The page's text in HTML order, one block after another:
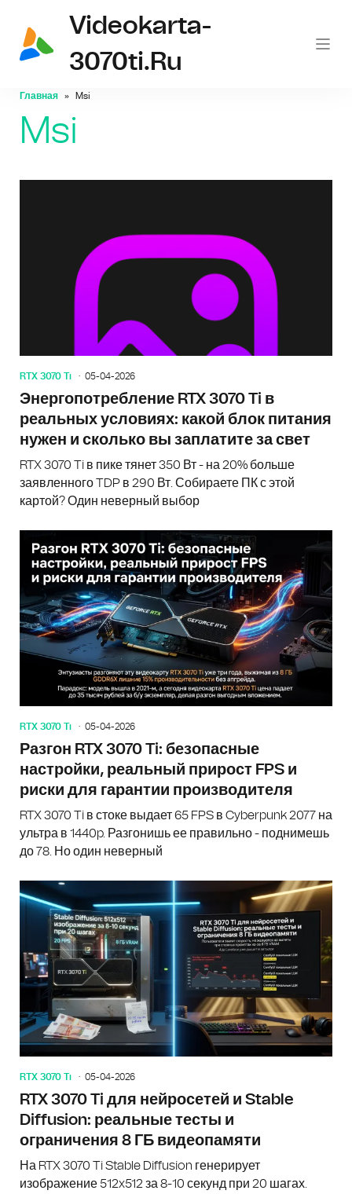
Videokarta-
3070ti.ru
Главная Msi
Msi
RTX 3070 Ti 05-04-2026
Энергопотребление RTX 3070 Ti в
реальных условиях: какой блок питания
нужен и сколько вы заплатите за свет
RTX 3070 Ti в пике тянет 350 Вт - на 20% больше
заявленного TDP в 290 Вт. Собираете ПК с этой
картой? Один неверный выбор
RTX 3070 Ti 05-04-2026
Разгон RTX 3070 Ti: безопасные
настройки, реальный прирост FPS и
риски для гарантии производителя
RTX 3070 Ti в стоке выдает 65 FPS в Cyberpunk 2077 на
ультра в 1440p. Разгонишь ее правильно - поднимешь
до 78. Но один неверный
RTX 3070 Ti 05-04-2026
RTX 3070 Ti для нейросетей и Stable
Diffusion: реальные тесты и
ограничения 8 ГБ видеопамяти
На RTX 3070 Ti Stable Diffusion генерирует
изображение 512x512 за 8-10 секунд при 20 шагах.